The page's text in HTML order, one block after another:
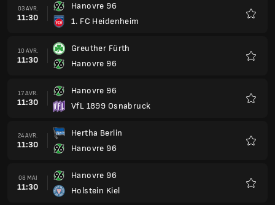
03 AVR.
11:30
Hanovre 96
1. FC Heidenheim
10 AVR.
11:30
Greuther Fürth
Hanovre 96
17 AVR.
11:30
Hanovre 96
VfL 1899 Osnabruck
24 AVR.
11:30
Hertha Berlin
Hanovre 96
08 MAI
11:30
Hanovre 96
Holstein Kiel